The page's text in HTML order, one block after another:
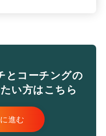
とコーチングの
い方はこちら
進む